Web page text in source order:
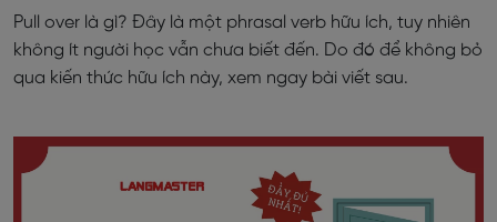
Pull over là gì? Đây là một phrasal verb hữu ích, tuy nhiên
không ít người học vẫn chưa biết đến. Do đó để không bỏ
qua kiến thức hữu ích này, xem ngay bài viết sau.